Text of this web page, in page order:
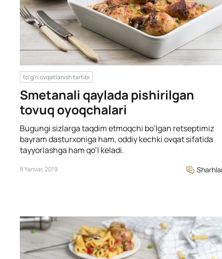
to'g'ri ovqatlanish tartibi
Smetanali qaylada pishirilgan
tovuq oyoqchalari
Bugungi sizlarga taqdim etmoqchi bo’lgan retseptimiz
bayram dasturxoniga ham, oddiy kechki ovqat sifatida
tayyorlashga ham qo’l keladi.
8 Yanvar, 2019